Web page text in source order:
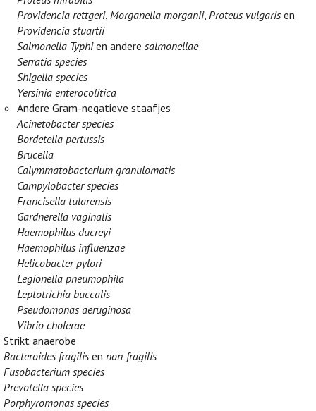
Providencia rettgeri,Morganella morganii,Proteus vulgaris en
Providencia stuartii
Salmonella Typhien anderesalmonellae
Serratia species
Shigella species
Yersinia enterocolitica
Andere Gram-negatieve staafjes
Acinetobacter species
Bordetella pertussis
Brucella
Calymmatobacterium granulomatis
Campylobacter species
Francisella tularensis
Gardnerella vaginalis
Haemophilus ducreyi
Haemophilus influenzae
Helicobacter pylori
Legionella pneumophila
Leptotrichia buccalis
Pseudomonas aeruginosa
Vibrio cholerae
Strikt anaerobe
Bacteroides fragilis en non-fragilis
Fusobacterium species
Prevotella species
Porphyromonas species